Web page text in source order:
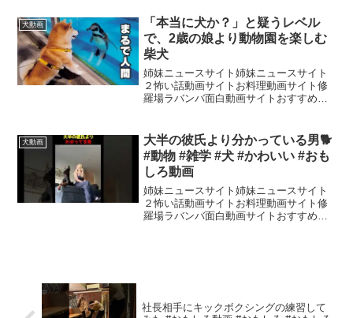
前決定は後半部分でお知らせします☺い
つもありがとうござい...
犬動画
「本当に犬か？」と疑うレベル
で、2歳の娘より動物園を楽しむ
柴犬
姉妹ニュースサイト姉妹ニュースサイト
２怖い話動画サイトお料理動画サイト修
羅場ラバンバ面白動画サイトおすすめ動
x（Twitter）ーーーーーーーーーーーーー
ーーーー●...
犬動画
大半の彼氏より分かっている男🐕
#動物 #雑学 #犬 #かわいい #おも
しろ動画
姉妹ニュースサイト姉妹ニュースサイト
２怖い話動画サイトお料理動画サイト修
羅場ラバンバ面白動画サイトおすすめ動
社長相手にキックボクシングの練習して